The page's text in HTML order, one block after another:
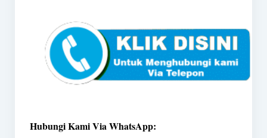
Hubungi Kami Via WhatsApp: